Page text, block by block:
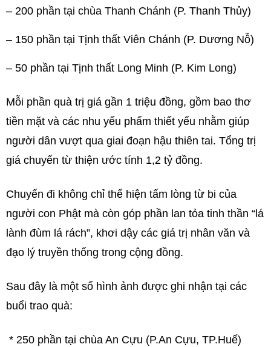
– 200 phần tại chùa Thanh Chánh (P. Thanh Thủy)
– 150 phần tại Tịnh thất Viên Chánh (P. Dương Nỗ)
– 50 phần tại Tịnh thất Long Minh (P. Kim Long)
Mỗi phần quà trị giá gần 1 triệu đồng, gồm bao thơ
tiền mặt và các nhu yếu phẩm thiết yếu nhằm giúp
người dân vượt qua giai đoạn hậu thiên tai. Tổng trị
giá chuyến từ thiện ước tính 1,2 tỷ đồng.
Chuyến đi không chỉ thể hiện tấm lòng từ bi của
người con Phật mà còn góp phần lan tỏa tinh thần “lá
lành đùm lá rách”, khơi dậy các giá trị nhân văn và
đạo lý truyền thống trong cộng đồng.
Sau đây là một số hình ảnh được ghi nhận tại các
buổi trao quà:
* 250 phần tại chùa An Cựu (P.An Cựu, TP.Huế)